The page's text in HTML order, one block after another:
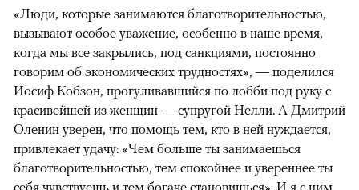
«Люди, которые занимаются благотворительностью,
вызывают особое уважение, особенно в наше время,
когда мы все закрылись, под санкциями, постоянно
говорим об экономических трудностях», — поделился
Иосиф Кобзон, прогуливавшийся по лобби под руку с
красивейшей из женщин — супругой Нелли. А Дмитрий
Оленин уверен, что помощь тем, кто в ней нуждается,
привлекает удачу: «Чем больше ты занимаешься
благотворительностью, тем спокойнее и увереннее ты